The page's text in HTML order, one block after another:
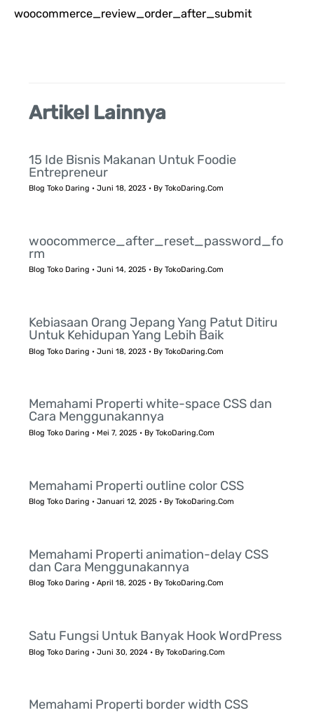
u
woocommerce_review_order_after_submit
Artikel Lainnya
15 Ide Bisnis Makanan Untuk Foodie
Entrepreneur
Blog Toko Daring •Juni 18, 2023 • ByTokoDaring.Com
woocommerce_after_reset_password_fo
rm
Blog Toko Daring •Juni 14, 2025 • ByTokoDaring.Com
Kebiasaan Orang Jepang Yang Patut Ditiru
Untuk Kehidupan Yang Lebih Baik
Blog Toko Daring •Juni 18, 2023 • ByTokoDaring.Com
Memahami Properti white-space CSS dan
Cara Menggunakannya
Blog Toko Daring • Mei 7, 2025 • ByTokoDaring.Com
Memahami Properti outline color CSS
Blog Toko Daring •Januari 12, 2025 • ByTokoDaring.Com
Memahami Properti animation-delay CSS
dan Cara Menggunakannya
Blog Toko Daring •April 18, 2025 • ByTokoDaring.Com
Satu Fungsi Untuk Banyak Hook WordPress
Blog Toko Daring •Juni 30, 2024 • ByTokoDaring.Com
Memahami Properti border width CSS